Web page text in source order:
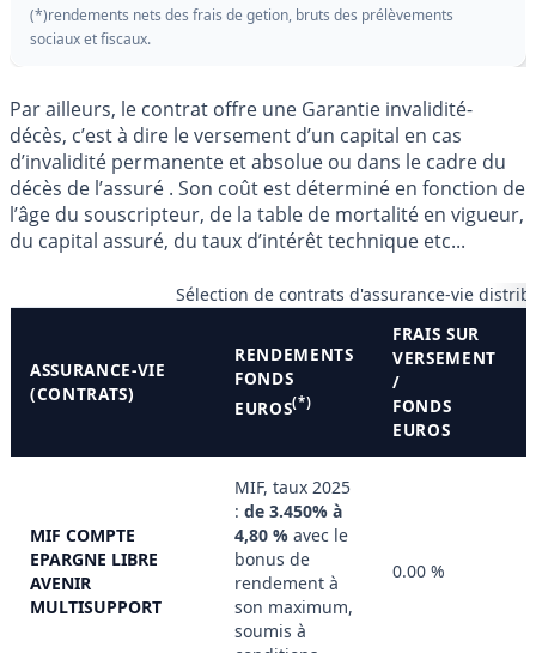
(*)rendements nets des frais de getion, bruts des prélèvements
sociaux et fiscaux.
Par ailleurs, le contrat offre une Garantie invalidité-
décès, c’est à dire le versement d’un capital en cas
d’invalidité permanente et absolue ou dans le cadre du
décès de l’assuré . Son coût est déterminé en fonction de
l’âge du souscripteur, de la table de mortalité en vigueur,
du capital assuré, du taux d’intérêt technique etc...
Sélection de contrats d'assurance-vie
ASSURANCE-VIE
(CONTRATS)
RENDEMENTS
FONDS
EUROS(*)
FRAIS SUR
VERSEMENT
/
FONDS
EUROS
MIF COMPTE
EPARGNE LIBRE
AVENIR
MULTISUPPORT
MIF, taux 2025
: de 3.450% à
4,80 % avec le
bonus de
rendement à
son maximum,
soumis à
0.00 %